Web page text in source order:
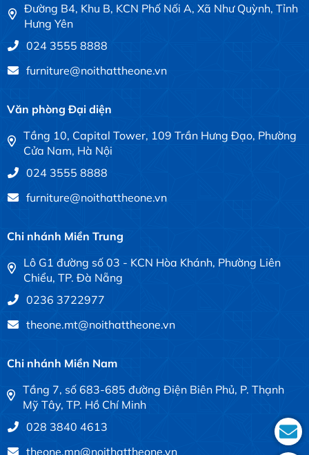
Đường B4, Khu B, KCN Phố Nối A, Xã Như Quỳnh, Tỉnh
Hưng Yên
024 3555 8888
furniture@noithattheone.vn
Văn phòng Đại diện
Tầng 10, Capital Tower, 109 Trần Hưng Đạo, Phường
Cửa Nam, Hà Nội
024 3555 8888
furniture@noithattheone.vn
Chi nhánh Miền Trung
Lô G1 đường số 03 - KCN Hòa Khánh, Phường Liên
Chiểu, TP. Đà Nẵng
0236 3722977
theone.mt@noithattheone.vn
Chi nhánh Miền Nam
Tầng 7, số 683-685 đường Điện Biên Phủ, P. Thạnh
Mỹ Tây, TP. Hồ Chí Minh
028 3840 4613
theone.mn@noithattheone.vn